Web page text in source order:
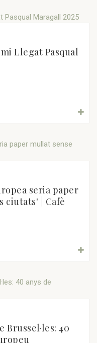
Llegat Pasqual
seria paper
ciutats' | Cafè
Brussel·les: 40